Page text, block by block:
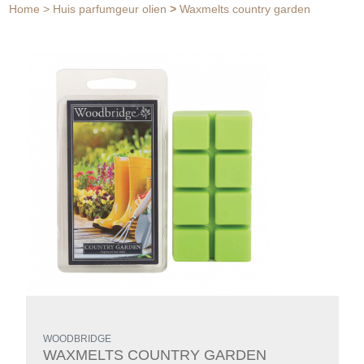
Home > Huis parfumgeur olien > Waxmelts country garden
WOODBRIDGE
WAXMELTS COUNTRY GARDEN